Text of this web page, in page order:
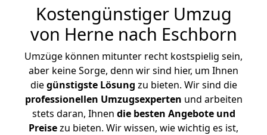
Kostengünstiger Umzug
von Herne nach Eschborn
Umzüge können mitunter recht kostspielig sein,
aber keine Sorge, denn wir sind hier, um Ihnen
diegünstigste Lösung zu bieten. Wir sind die
professionellen Umzugsexperten und arbeiten
stets daran, Ihnen die besten Angebote und
Preisezu bieten. Wir wissen, wie wichtig es ist,